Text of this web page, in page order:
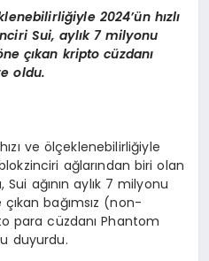
2024’ün hızlı
Sui, aylık 7 milyonu
ne çıkan kripto cüzdanı
oldu.
ve ölçeklenebilirliğiyle
ağlarından biri olan
Sui ağının aylık 7 milyonu
bağımsız (non-
para cüzdanı Phantom
duyurdu.